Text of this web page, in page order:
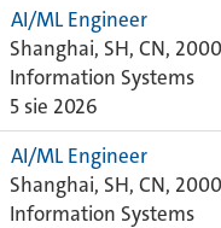
AI/ML Engineer
Shanghai, SH, CN,
Information Systems
5 sie 2026
AI/ML Engineer
Shanghai, SH, CN,
Information Systems